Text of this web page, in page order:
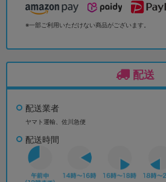
※一部ご利用いただけない商品がございます。
配送
配送業者
ヤマト運輸、佐川急便
配送時間